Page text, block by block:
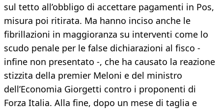
sul tetto all’obbligo di accettare pagamenti in Pos,
misura poi ritirata. Ma hanno inciso anche le
fibrillazioni in maggioranza su interventi come lo
scudo penale per le false dichiarazioni al fisco -
infine non presentato -, che ha causato la reazione
stizzita della premier Meloni e del ministro
dell’Economia Giorgetti contro i proponenti di
Forza Italia. Alla fine, dopo un mese di taglia e